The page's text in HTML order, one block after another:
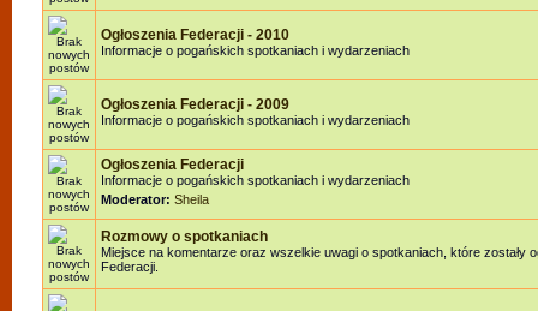
Ogłoszenia Federacji - 2010
Informacje o pogańskich spotkaniach i wydarzeniach
Ogłoszenia Federacji - 2009
Informacje o pogańskich spotkaniach i wydarzeniach
Ogłoszenia Federacji
Informacje o pogańskich spotkaniach i wydarzeniach
Moderator: Sheila
Rozmowy o spotkaniach
Miejsce na komentarze oraz wszelkie uwagi o spotkaniach, które zostały
Federacji.